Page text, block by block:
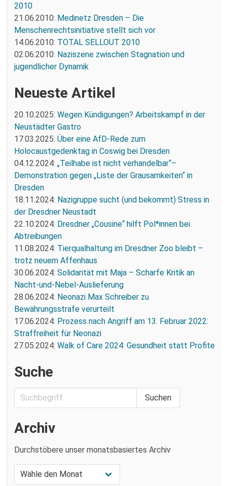
2010
21.06.2010: Medinetz Dresden – Die
Menschenrechtsinitiative stellt sich vor
14.06.2010: TOTAL SELLOUT 2010
02.06.2010: Naziszene zwischen Stagnation und
jugendlicher Dynamik
Neueste Artikel
20.10.2025: Wegen Kündigungen? Arbeitskampf in der
Neustädter Gastro
17.03.2025: Über eine AfD-Rede zum
Holocaustgedenktag in Coswig bei Dresden
04.12.2024: „Teilhabe ist nicht verhandelbar“–
Demonstration gegen „Liste der Grausamkeiten“ in
Dresden
18.11.2024: Nazigruppe sucht (und bekommt) Stress in
der Dresdner Neustadt
22.10.2024: Dresdner „Cousine“ hilft Pol*innen bei
Abtreibungen
11.08.2024: Tierqualhaltung im Dresdner Zoo bleibt –
trotz neuem Affenhaus
30.06.2024: Solidarität mit Maja – Scharfe Kritik an
Nacht-und-Nebel-Auslieferung
28.06.2024: Neonazi Max Schreiber zu
Bewährungsstrafe verurteilt
17.06.2024: Prozess nach Angriff am 13. Februar 2022:
Straffreiheit für Neonazi
27.05.2024: Walk of Care 2024: Gesundheit statt Profite
Suche
Archiv
Durchstöbere unser monatsbasiertes Archiv